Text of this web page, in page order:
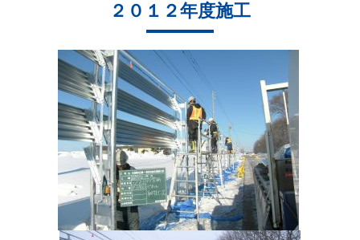
２０１２年度施工